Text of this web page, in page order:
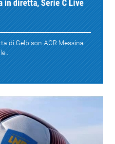
in diretta, Serie C Live
di Gelbison-ACR Messina